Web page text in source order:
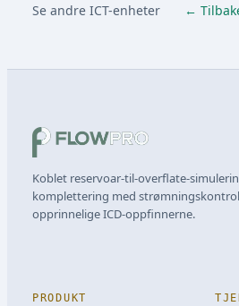
Se andre ICT-enheter ←
Koblet reservoar-til-overflate-
komplettering med
opprinnelige ICD-oppfinnerne.
PRODUKT